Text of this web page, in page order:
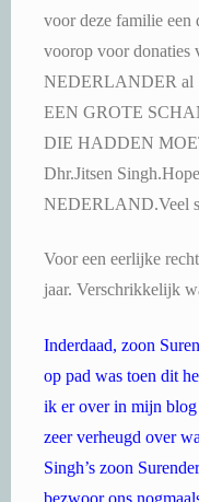
voor deze familie
voorop voor donaties
NEDERLANDER al
EEN GROTE
DIE HADDEN
Dhr.Jitsen
NEDERLAND.Veel
Voor een eerlijke
jaar. Verschrikkelijk
Inderdaad, zoon
op pad was toen dit
ik er over in mijn
zeer verheugd over
Singh’s zoon
bezwoor ons